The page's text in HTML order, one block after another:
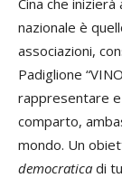
Cina che
nazionale è
associazioni,
Padiglione
rappresentare
comparto,
mondo. Un
democratica di